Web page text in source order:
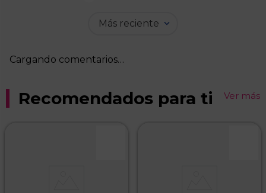
Más reciente
Cargando comentarios…
Recomendados para ti Ver más